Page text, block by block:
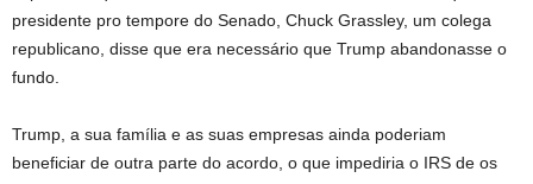
presidente pro tempore do Senado, Chuck Grassley, um colega
republicano, disse que era necessário que Trump abandonasse o
fundo.
Trump, a sua família e as suas empresas ainda poderiam
beneficiar de outra parte do acordo, o que impediria o IRS de os